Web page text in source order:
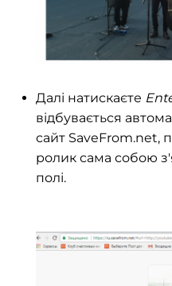
Далі натискаєте
відбувається
сайт SaveFrom.net,
ролик сама собою
полі.